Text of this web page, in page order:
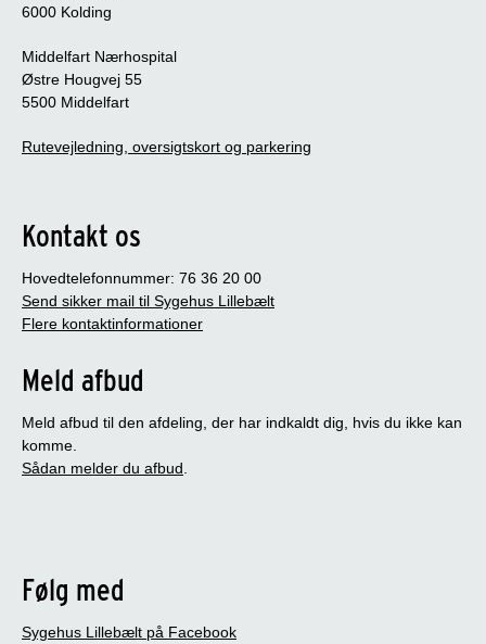
6000 Kolding
Middelfart Nærhospital
Østre Hougvej 55
5500 Middelfart
Rutevejledning, oversigtskort og parkering
Kontakt os
Hovedtelefonnummer: 76 36 20 00
Send sikker mail til Sygehus Lillebælt
Flere kontaktinformationer
Meld afbud
Meld afbud til den afdeling, der har indkaldt dig, hvis du ikke kan
komme.
Sådan melder du afbud.
Følg med
Sygehus Lillebælt på Facebook